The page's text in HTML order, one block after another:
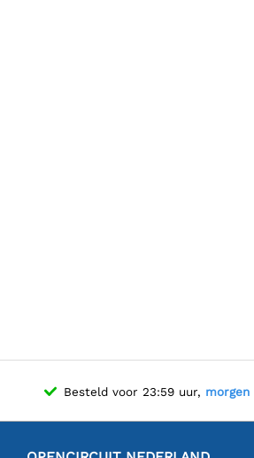
Besteld voor 23:59 uur, morgen